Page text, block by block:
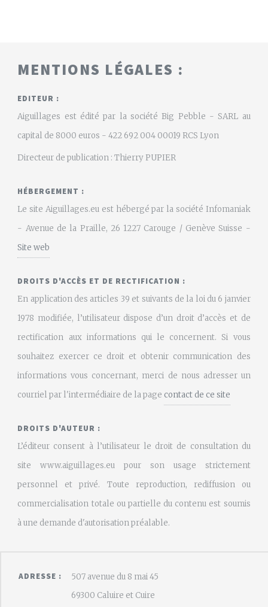
MENTIONS LÉGALES :
EDITEUR :
Aiguillages est édité par la société Big Pebble - SARL au
capital de 8000 euros - 422 692 004 00019 RCS Lyon
Directeur de publication : Thierry PUPIER
HÉBERGEMENT :
Le site Aiguillages.eu est hébergé par la société Infomaniak
- Avenue de la Praille, 26 1227 Carouge / Genève Suisse -
Site web
DROITS D'ACCÈS ET DE RECTIFICATION :
En application des articles 39 et suivants de la loi du 6 janvier
1978 modifiée, l’utilisateur dispose d’un droit d’accès et de
rectification aux informations qui le concernent. Si vous
souhaitez exercer ce droit et obtenir communication des
informations vous concernant, merci de nous adresser un
courriel par l'intermédiaire de la page contact de ce site
DROITS D'AUTEUR :
L’éditeur consent à l’utilisateur le droit de consultation du
site www.aiguillages.eu pour son usage strictement
personnel et privé. Toute reproduction, rediffusion ou
commercialisation totale ou partielle du contenu est soumis
à une demande d'autorisation préalable.
ADRESSE :
507 avenue du 8 mai 45
69300 Caluire et Cuire